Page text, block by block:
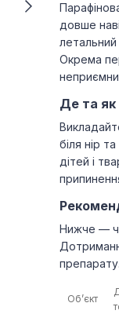
довше
Окрема
Де та як
біля нір
дітей і
Нижче —
препарату.
Об’єкт